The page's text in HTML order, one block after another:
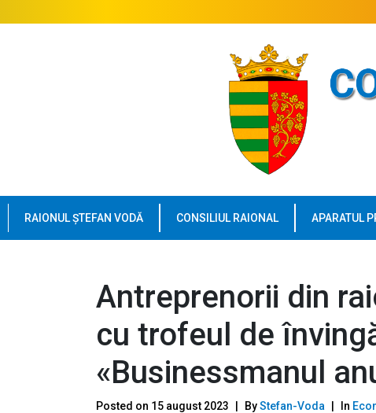
RAIONUL ȘTEFAN VODĂ CONSILIUL RAIONAL APARATUL
Antreprenorii din
cu trofeul de
«Businessmanul
Posted on 15 august 2023 ByStefan-Voda In